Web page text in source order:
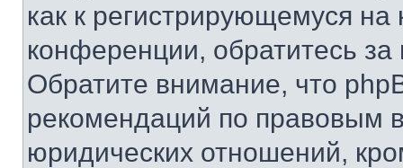
как к регистрирующемуся
конференции, обратитесь
Обратите внимание, что
рекомендаций по правовым
юридических отношений,